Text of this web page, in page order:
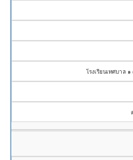
โรงเรียนเทศบาล